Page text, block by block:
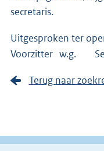
secretaris.
Uitgesproken ter
Voorzitter w.g.
Terug naar